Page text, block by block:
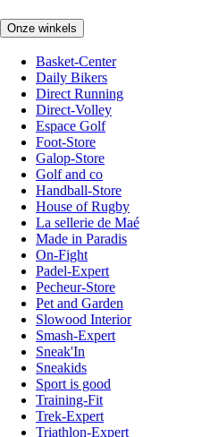
Onze winkels
Basket-Center
Daily Bikers
Direct Running
Direct-Volley
Espace Golf
Foot-Store
Galop-Store
Golf and co
Handball-Store
House of Rugby
La sellerie de Maé
Made in Paradis
On-Fight
Padel-Expert
Pecheur-Store
Pet and Garden
Slowood Interior
Smash-Expert
Sneak'In
Sneakids
Sport is good
Training-Fit
Trek-Expert
Triathlon-Expert